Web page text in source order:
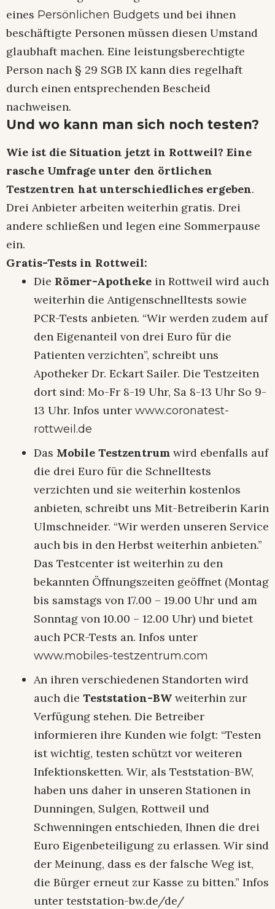
eines Persönlichen Budgets und bei ihnen
beschäftigte Personen müssen diesen Umstand
glaubhaft machen. Eine leistungsberechtigte
Person nach § 29 SGB IX kann dies regelhaft
durch einen entsprechenden Bescheid
nachweisen.
Und wo kann man sich noch testen?
Wie ist die Situation jetzt in Rottweil? Eine
rasche Umfrage unter den örtlichen
Testzentren hat unterschiedliches ergeben.
Drei Anbieter arbeiten weiterhin gratis. Drei
andere schließen und legen eine Sommerpause
ein.
Gratis-Tests in Rottweil:
Die Römer-Apotheke in Rottweil wird auch
weiterhin die Antigenschnelltests sowie
PCR-Tests anbieten. “Wir werden zudem auf
den Eigenanteil von drei Euro für die
Patienten verzichten”, schreibt uns
Apotheker Dr. Eckart Sailer. Die Testzeiten
dort sind: Mo-Fr 8-19 Uhr, Sa 8-13 Uhr So 9-
13 Uhr. Infos unter www.coronatest-
rottweil.de
Das Mobile Testzentrum wird ebenfalls auf
die drei Euro für die Schnelltests
verzichten und sie weiterhin kostenlos
anbieten, schreibt uns Mit-Betreiberin Karin
Ulmschneider. “Wir werden unseren Service
auch bis in den Herbst weiterhin anbieten.”
Das Testcenter ist weiterhin zu den
bekannten Öffnungszeiten geöffnet (Montag
bis samstags von 17.00 – 19.00 Uhr und am
Sonntag von 10.00 – 12.00 Uhr) und bietet
auch PCR-Tests an. Infos unter
www.mobiles-testzentrum.com
An ihren verschiedenen Standorten wird
auch die Teststation-BW weiterhin zur
Verfügung stehen. Die Betreiber
informieren ihre Kunden wie folgt: “Testen
ist wichtig, testen schützt vor weiteren
Infektionsketten. Wir, als Teststation-BW,
haben uns daher in unseren Stationen in
Dunningen, Sulgen, Rottweil und
Schwenningen entschieden, Ihnen die drei
Euro Eigenbeteiligung zu erlassen. Wir sind
der Meinung, dass es der falsche Weg ist,
die Bürger erneut zur Kasse zu bitten.” Infos
unter teststation-bw.de/de/